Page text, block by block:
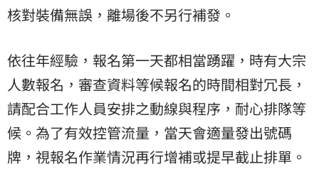
核對裝備無誤，離場後不另行補發。
依往年經驗，報名第一天都相當踴躍，時有大宗
人數報名，審查資料等候報名的時間相對冗長，
請配合工作人員安排之動線與程序，耐心排隊等
候。為了有效控管流量，當天會適量發出號碼
牌，視報名作業情況再行增補或提早截止排單。